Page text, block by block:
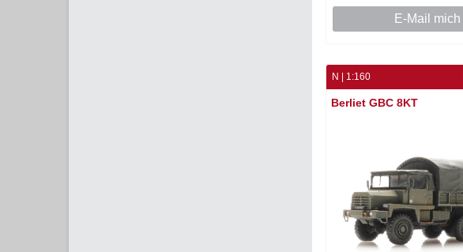
E-Mail mich
N | 1:160
Berliet GBC 8KT